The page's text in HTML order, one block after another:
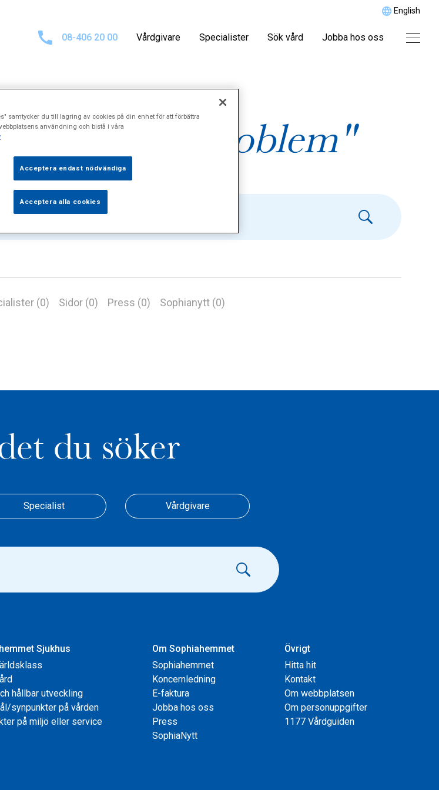
English
08-406 20 00 Vårdgivare Specialister Sök vård Jobba hos oss
(0) Sidor (0) Press (0) Sophianytt (0)
du söker
Specialist Vårdgivare
Sjukhus
hållbar utveckling
synpunkter på vården
på miljö eller service
Om Sophiahemmet
Sophiahemmet
Koncernledning
E-faktura
Jobba hos oss
Press
SophiaNytt
Övrigt
Hitta hit
Kontakt
Om webbplatsen
Om personuppgifter
1177 Vårdguiden
samtycker du till lagring av cookies på din enhet för att förbättra
användning och bistå i våra
Acceptera endast nödvändiga
Acceptera alla cookies